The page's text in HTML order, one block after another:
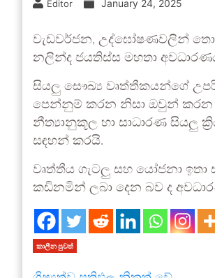
Editor January 24, 2025
වැඩවර්ජන, උද්ඝෝෂණවලින්
නලින්ද ජයතිස්ස මහතා
සියලු සෞඛ්‍ය වෘත්තීකයන්ගේ
පෙන්නුම් කරන නිසා ඔවුන් කරන
නීත්‍යානුකූල හා සාධාරණ සියලු
සඳහන් කරයි.
වෘත්තීය ගැටලු සහ යෝජනා ඉතා
කඩිනමින් ලබා දෙන බව ද
කාලීන පුවත්